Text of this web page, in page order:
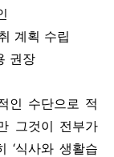
계획 수립
권장
인 수단으로 적
그것이 전부가
‘식사와 생활습